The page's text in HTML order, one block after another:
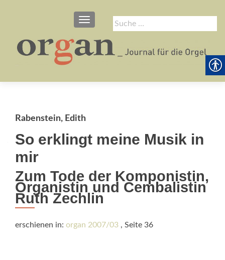
Suche
nach:
SCHALTE NAVIGATION
Rabenstein, Edith
So erklingt meine Musik in
mir
Zum Tode der Komponistin,
Organistin und Cembalistin
Ruth Zechlin
erschienen in: organ 2007/03 , Seite 36